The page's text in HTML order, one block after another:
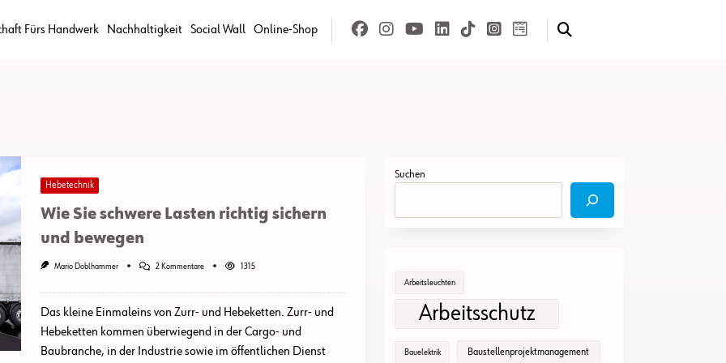
Fürs Handwerk Nachhaltigkeit Social Wall Online-Shop
Hebetechnik
Wie Sie schwere Lasten richtig sichern
und bewegen
Mario Doblhammer 2 KommentareZu
Lasten
Richtig
Und
1315
Das kleine Einmaleins von Zurr- und Hebeketten. Zurr- und
Hebeketten kommen überwiegend in der Cargo- und
Baubranche, in der Industrie sowie im öffentlichen Dienst
Suchen
Arbeitsleuchten
Arbeitsschutz
Bauelektrik Baustellenprojektmanagement